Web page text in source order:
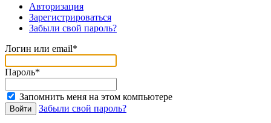
Авторизация
Зарегистрироваться
Забыли свой пароль?
Логин или email*
Пароль*
Запомнить меня на этом компьютере
Забыли свой пароль?